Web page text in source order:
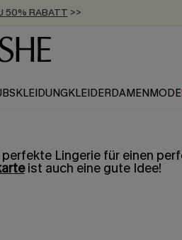
50% RABATT >>
EXTRA ERHALTEN
AB 89 €
KLEIDERDAMENMODE
perfekte Lingerie für einen
ist auch eine gute Idee!